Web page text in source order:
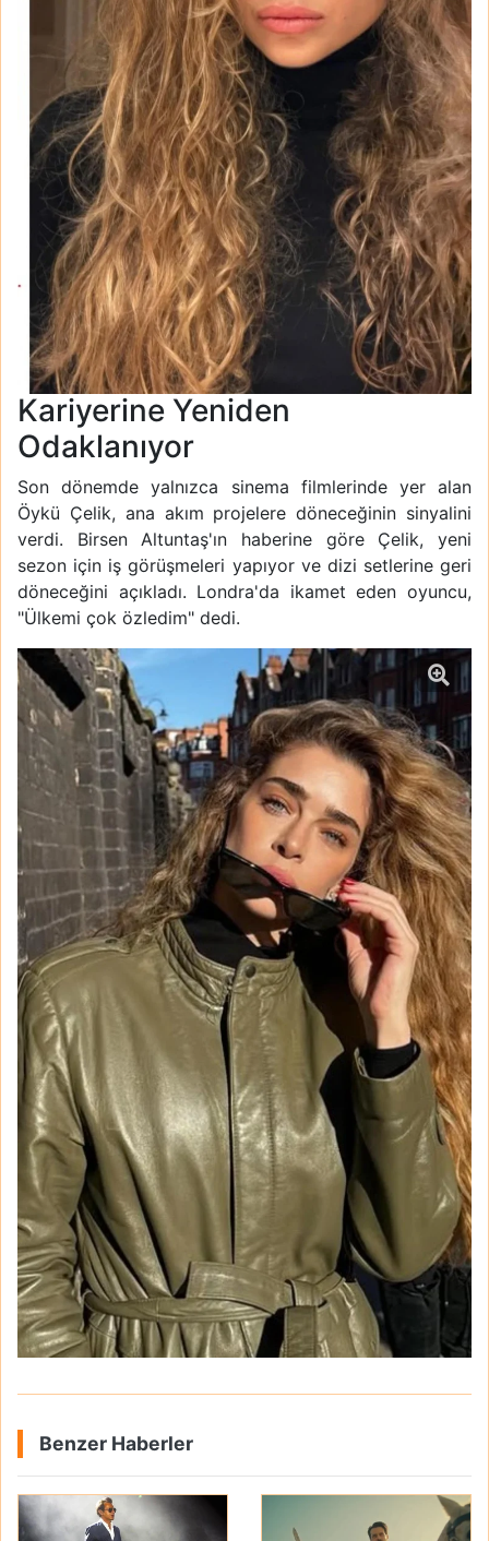
Kariyerine Yeniden
Odaklanıyor
Son dönemde yalnızca sinema filmlerinde yer alan
Öykü Çelik, ana akım projelere döneceğinin sinyalini
verdi. Birsen Altuntaş'ın haberine göre Çelik, yeni
sezon için iş görüşmeleri yapıyor ve dizi setlerine geri
döneceğini açıkladı. Londra'da ikamet eden oyuncu,
"Ülkemi çok özledim" dedi.
Benzer Haberler